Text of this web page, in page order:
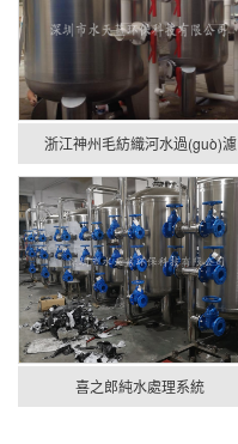
浙江神州毛紡織河水過(guò)濾
喜之郎純水處理系統